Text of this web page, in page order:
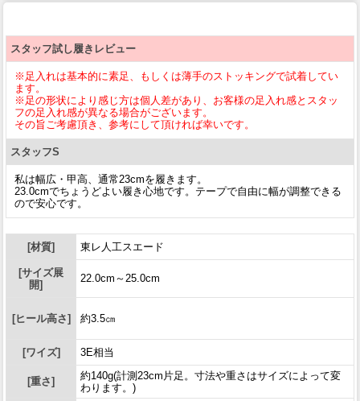
スタッフ試し履きレビュー
※足入れは基本的に素足、もしくは薄手のストッキングで試着してい
ます。
※足の形状により感じ方は個人差があり、お客様の足入れ感とスタッ
フの足入れ感が異なる場合がございます。
その旨ご考慮頂き、参考にして頂ければ幸いです。
スタッフS
私は幅広・甲高、通常23cmを履きます。
23.0cmでちょうどよい履き心地です。テープで自由に幅が調整できる
ので安心です。
[材質] 東レ人工スエード
[サイズ展
開]
22.0cm～25.0cm
[ヒール高さ] 約3.5㎝
[ワイズ] 3E相当
[重さ]
約140g(計測23cm片足。寸法や重さはサイズによって変
わります。)